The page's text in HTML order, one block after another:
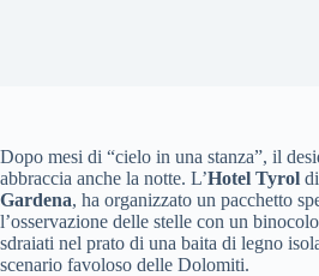
Dopo mesi di “cielo in una stanza”, il
abbraccia anche la notte. L’Hotel Tyrol di
Gardena, ha organizzato un pacchetto
l’osservazione delle stelle con un
sdraiati nel prato di una baita di legno
scenario favoloso delle Dolomiti.